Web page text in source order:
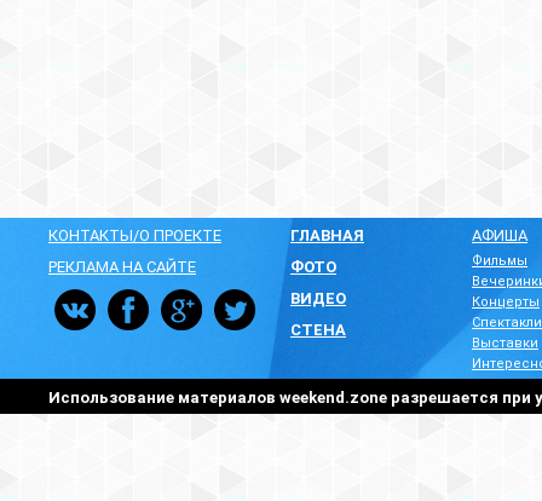
КОНТАКТЫ/О ПРОЕКТЕ
РЕКЛАМА НА САЙТЕ
ГЛАВНАЯ
ФОТО
ВИДЕО
СТЕНА
АФИША
Фильмы
Концерты
Спектакли
Выставки
Использование материалов weekend.zone разрешается